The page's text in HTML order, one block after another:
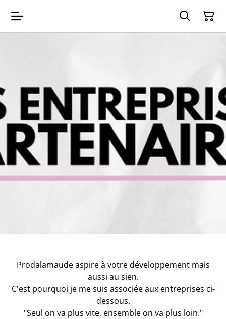
Prodalamaude aspire à votre développement mais
aussi au sien.
C'est pourquoi je me suis associée aux entreprises ci-
dessous.
"Seul on va plus vite, ensemble on va plus loin."